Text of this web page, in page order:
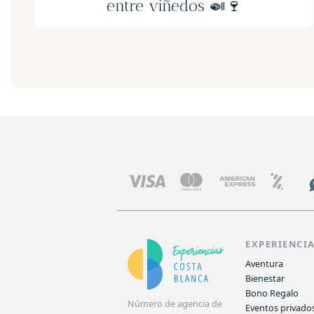
Número de agencia de
Aventura
Bienestar
Bono Regalo
Eventos